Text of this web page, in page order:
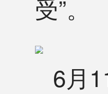
受”。
6月